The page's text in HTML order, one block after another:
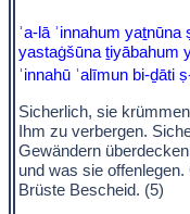
ʾa-lā ʾinnahum
yastaġšūna ṯiyābahum
ʾinnahū ʿalīmun bi-ḏāti
Sicherlich, sie
Ihm zu verbergen.
Gewändern
und was sie
Brüste Bescheid. (5)